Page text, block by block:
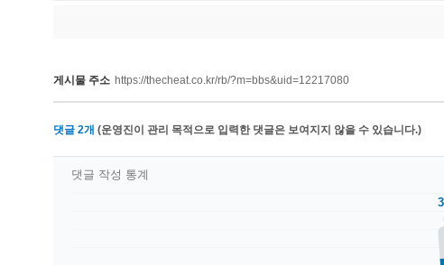
게시물 주소 https://thecheat.co.kr/rb/?m=bbs&uid=12217080
댓글 2개 (운영진이 관리 목적으로 입력한 댓글은 보여지지 않을 수 있습니다.)
댓글 작성 통계